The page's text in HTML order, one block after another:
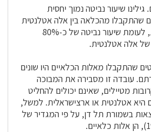
שיעור נביטה נמוך יחסית
זרעים שהתקבלו מהכלאה בין אלה אטלנטית
ואלה ארצישראלית, לעומת שיעור נביטה של כ-80%
אלה אטלנטית.
שהתקבלו מאלות הכלאיים היו שונים
עובדה זו מסבירה את המבוכה
מטיילים, שאינם יכולים להחליט
היא אטלנטית או ארצישראלית. למשל,
בשמורת תל דן, על פי המגדיר של